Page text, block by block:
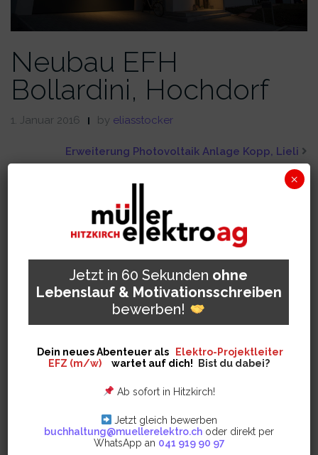
Neubau EFH
Bollardini, Hochdorf
1. Januar 2016 by eliasstocker
Erweiterung Photovoltaik Anlage Kopp, Lieli
eliasstocker
Referenzen
Jetzt in 60 Sekunden ohne
Lebenslauf & Motivationsschreiben
bewerben!
Dein neues Abenteuer als
Elektro-Projektleiter
EFZ (m/w)
wartet auf dich! Bist du dabei?
Ab sofort in Hitzkirch!
Jetzt gleich bewerben
buchhaltung@muellerelektro.ch oder direkt per
WhatsApp an 041 919 90 97
×